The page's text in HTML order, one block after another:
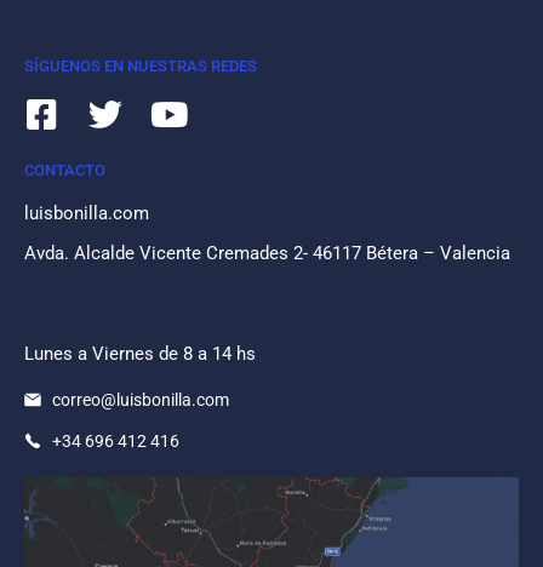
SÍGUENOS EN NUESTRAS REDES
CONTACTO
luisbonilla.com
Avda. Alcalde Vicente Cremades 2- 46117 Bétera – Valencia
Lunes a Viernes de 8 a 14 hs
correo@luisbonilla.com
+34 696 412 416